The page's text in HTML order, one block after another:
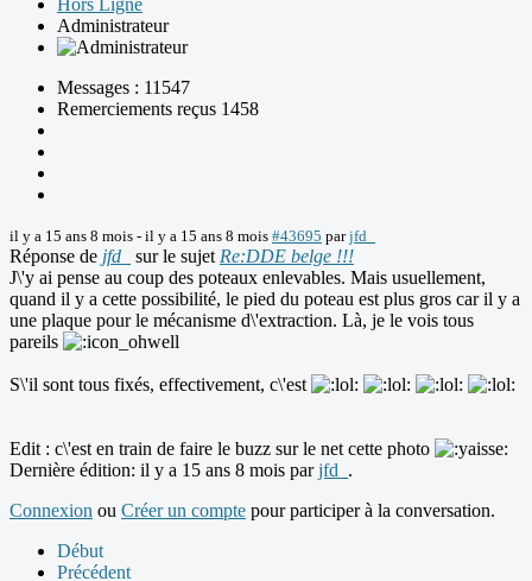
Administrateur
Messages : 11547
Remerciements reçus 1458
il y a 15 ans 8 mois - il y a 15 ans 8 mois #43695 parjfd_
Réponse de jfd_ sur le sujet Re:DDE belge !!!
J\'y ai pense au coup des poteaux enlevables. Mais usuellement,
quand il y a cette possibilité, le pied du poteau est plus gros car il y a
une plaque pour le mécanisme d\'extraction. Là, je le vois tous
pareils
S\'il sont tous fixés, effectivement, c\'est
Edit : c\'est en train de faire le buzz sur le net cette photo
Dernière édition: il y a 15 ans 8 mois parjfd_ .
Connexion ou Créer un compte pour participer à la conversation.
Début
Précédent